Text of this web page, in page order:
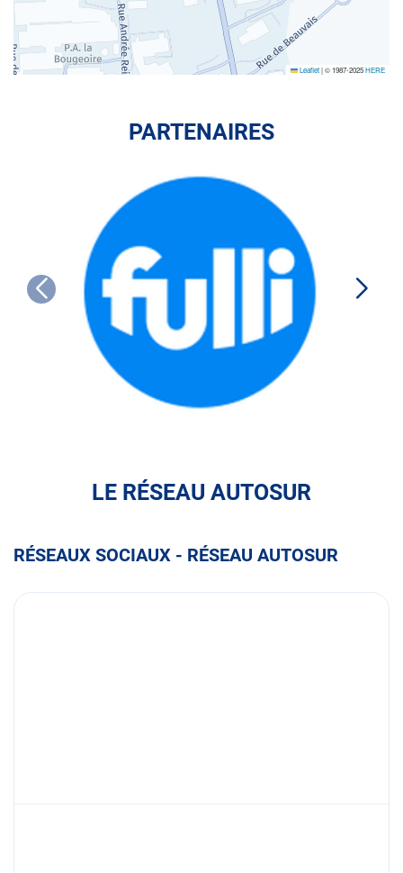
Leaflet|© 1987-2025HERE
PARTENAIRES
LE RÉSEAU AUTOSUR
RÉSEAUX SOCIAUX - RÉSEAU AUTOSUR